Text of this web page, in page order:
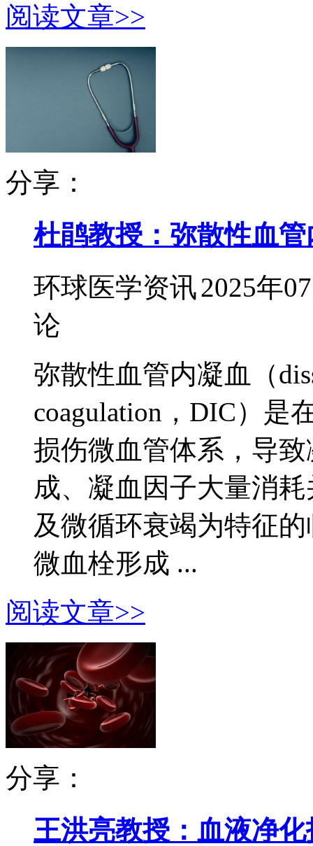
阅读文章>>
分享：
杜鹃教授：弥散性血
环球医学资讯2025年
论
弥散性血管内凝血（
coagulation，DIC）是
损伤微血管体系，导
成、凝血因子大量消
及微循环衰竭为特征
微血栓形成 ...
阅读文章>>
分享：
王洪亮教授：血液净